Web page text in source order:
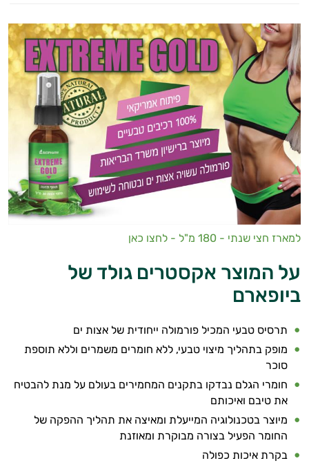
ומזון
סמודי'ס
שמנים
בריאות
למארז חצי שנתי - 180 מ"ל - לחצו כאן
על המוצר אקסטרים גולד של
ביופארם
תרסיס טבעי המכיל פורמולה ייחודית של אצות ים
מופק בתהליך מיצוי טבעי, ללא חומרים משמרים וללא תוספת
סוכר
חומרי הגלם נבדקו בתקנים המחמירים בעולם על מנת להבטיח
את טיבם ואיכותם
מיוצר בטכנולוגיה המייעלת ומאיצה את תהליך ההפקה של
החומר הפעיל בצורה מבוקרת ומאוזנת
בקרת איכות כפולה